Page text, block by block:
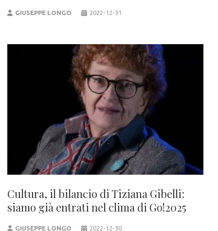
GIUSEPPE LONGO 2022-12-31
Cultura, il bilancio di Tiziana Gibelli:
siamo già entrati nel clima di Go!2025
GIUSEPPE LONGO 2022-12-30